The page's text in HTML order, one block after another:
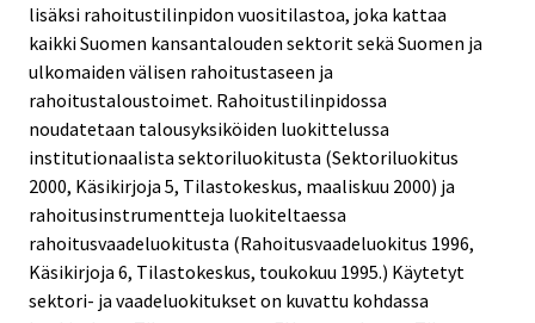
lisäksi rahoitustilinpidon vuositilastoa, joka kattaa
kaikki Suomen kansantalouden sektorit sekä Suomen ja
ulkomaiden välisen rahoitustaseen ja
rahoitustaloustoimet. Rahoitustilinpidossa
noudatetaan talousyksiköiden luokittelussa
institutionaalista sektoriluokitusta (Sektoriluokitus
2000, Käsikirjoja 5, Tilastokeskus, maaliskuu 2000) ja
rahoitusinstrumentteja luokiteltaessa
rahoitusvaadeluokitusta (Rahoitusvaadeluokitus 1996,
Käsikirjoja 6, Tilastokeskus, toukokuu 1995.) Käytetyt
sektori- ja vaadeluokitukset on kuvattu kohdassa